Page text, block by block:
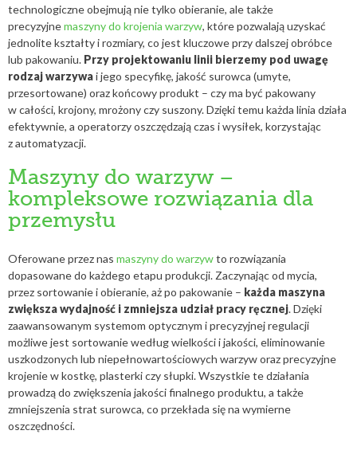
technologiczne obejmują nie tylko obieranie, ale także
precyzyjnemaszyny do krojenia warzyw, które pozwalają uzyskać
jednolite kształty i rozmiary, co jest kluczowe przy dalszej obróbce
lub pakowaniu. Przy projektowaniu linii bierzemy pod uwagę
rodzaj warzywai jego specyfikę, jakość surowca (umyte,
przesortowane) oraz końcowy produkt – czy ma być pakowany
w całości, krojony, mrożony czy suszony. Dzięki temu każda linia działa
efektywnie, a operatorzy oszczędzają czas i wysiłek, korzystając
z automatyzacji.
Maszyny do warzyw –
kompleksowe rozwiązania dla
przemysłu
Oferowane przez nas maszyny do warzywto rozwiązania
dopasowane do każdego etapu produkcji. Zaczynając od mycia,
przez sortowanie i obieranie, aż po pakowanie – każda maszyna
zwiększa wydajność i zmniejsza udział pracy ręcznej. Dzięki
zaawansowanym systemom optycznym i precyzyjnej regulacji
możliwe jest sortowanie według wielkości i jakości, eliminowanie
uszkodzonych lub niepełnowartościowych warzyw oraz precyzyjne
krojenie w kostkę, plasterki czy słupki. Wszystkie te działania
prowadzą do zwiększenia jakości finalnego produktu, a także
zmniejszenia strat surowca, co przekłada się na wymierne
oszczędności.